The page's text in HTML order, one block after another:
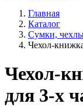
Главная
Каталог
Сумки,
Чехол-
Чехол-
для 3-х